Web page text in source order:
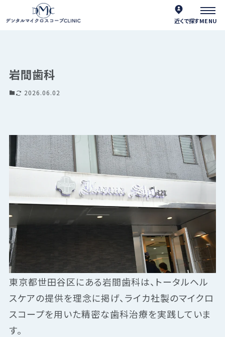
近くで探す
岩間歯科
2026.06.02
東京都世田谷区にある岩間歯科は、トータルヘル
スケアの提供を理念に掲げ、ライカ社製のマイクロ
スコープを用いた精密な歯科治療を実践していま
す。